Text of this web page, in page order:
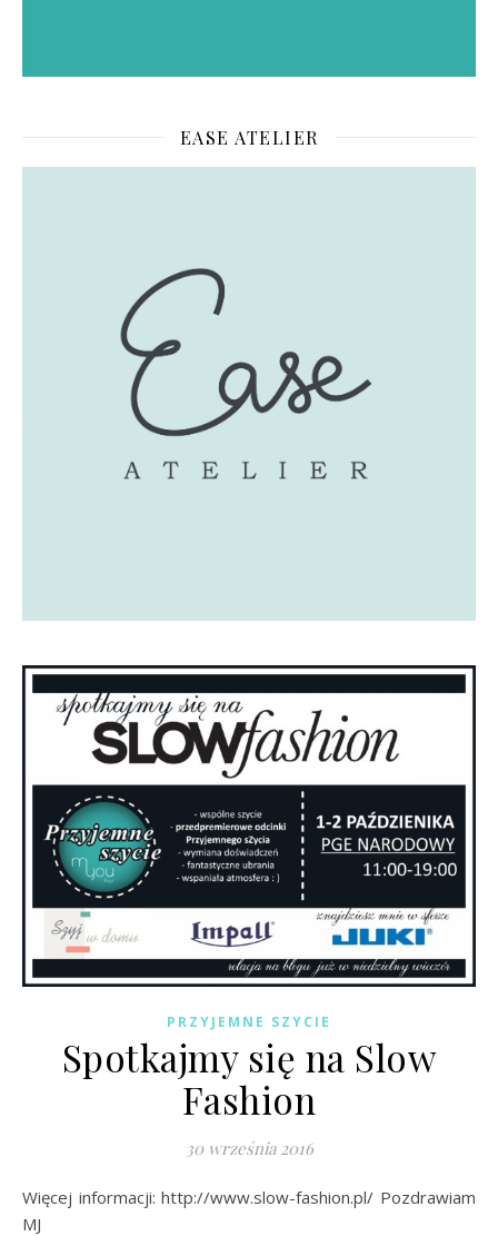
EASE ATELIER
PRZYJEMNE SZYCIE
Spotkajmy się na Slow
Fashion
30 września 2016
Więcej informacji: http://www.slow-fashion.pl/ Pozdrawiam
MJ